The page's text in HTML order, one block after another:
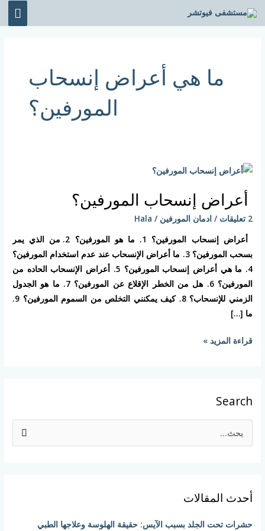
تخطي
إلى
ما هي أعراض إنسحاب
المورفين؟
أعراض إنسحاب المورفين؟
2 تعليقات /ادمان المورفين /
Hala
أعراض إنسحاب المورفين؟ 1. ما هو المورفين؟ 2. من الذي يمر
بسحب المورفين؟ 3. ما أعراض الإنسحاب عند عدم استخدام المورفين؟
4. ما هي أعراض إنسحاب المورفين؟ 5. أعراض الإنسحاب الحاده من
المورفين؟ 6. هل من الخطر الإقلاع عن المورفين؟ 7. ما هو الجدول
الزمني للإنسحاب؟ 8. كيف يمكنني التخلص من السموم المورفين؟ 9.
ما […]
أعراض
المورفين؟
قراءة المزيد »
Search
ث
أحدث المقالات
حشرات تحت الجلد بسبب الآيس: حقيقة الهلوسة وعلاجها الطبي